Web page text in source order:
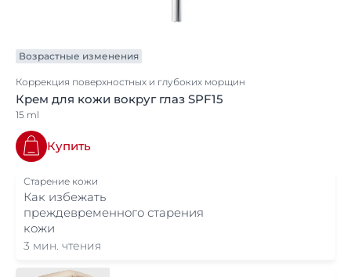
Возрастные изменения
Коррекция поверхностных и глубоких морщин
Крем для кожи вокруг глаз SPF15
15 ml
Купить
Старение кожи
Как избежать
преждевременного старения
кожи
3 мин. чтения